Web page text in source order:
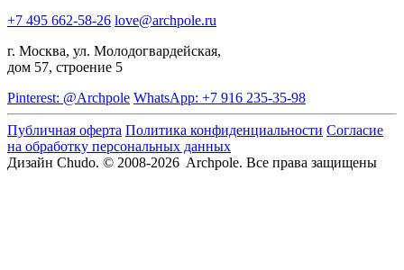
+7 495 662-58-26 love@archpole.ru
г. Москва, ул. Молодогвардейская,
дом 57, строение 5
Pinterest: @Archpole WhatsApp: +7 916 235-35-98
Публичная оферта Политика конфиденциальности Согласие
на обработку персональных данных
Дизайн Chudo. © 2008-2026 Archpole. Все права защищены